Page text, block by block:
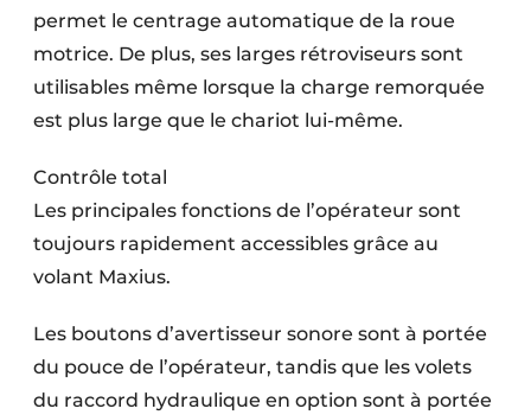
permet le centrage automatique de la roue
motrice. De plus, ses larges rétroviseurs sont
utilisables même lorsque la charge remorquée
est plus large que le chariot lui-même.
Contrôle total
Les principales fonctions de l’opérateur sont
toujours rapidement accessibles grâce au
volant Maxius.
Les boutons d’avertisseur sonore sont à portée
du pouce de l’opérateur, tandis que les volets
du raccord hydraulique en option sont à portée